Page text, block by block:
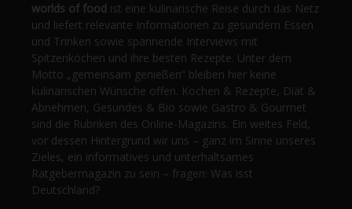
worlds of food ist eine kulinarische Reise durch das Netz
und liefert relevante Informationen zu gesundem Essen
und Trinken sowie spannende Interviews mit
Spitzenköchen und ihre besten Rezepte. Unter dem
Motto „gemeinsam genießen“ bleiben hier keine
kulinarischen Wünsche offen. Kochen & Rezepte, Diät &
Abnehmen, Gesundes & Bio sowie Gastro & Gourmet
sind die Rubriken des Online-Magazins. Ein weites Feld,
vor dessen Hintergrund wir uns – ganz im Sinne unseres
Zieles, ein informatives und unterhaltsames
Ratgebermagazin zu sein – fragen: Was isst
Deutschland?